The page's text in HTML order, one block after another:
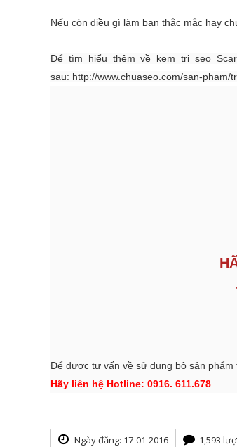
Nếu còn điều gì làm bạn thắc mắc hay
Để tìm hiểu thêm về kem trị sẹo
sau: http://www.chuaseo.com/san-
Để được tư vấn về sử dụng bộ sản phẩm
Hãy liên hệ Hotline: 0916. 611.678
Ngày đăng: 17-01-2016 1,593